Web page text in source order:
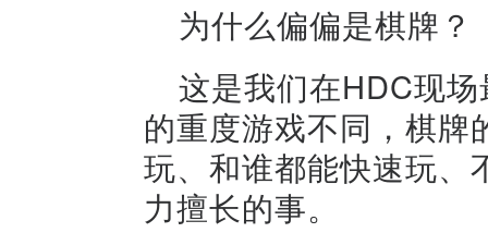
为什么偏偏是棋牌？
这是我们在HDC现
的重度游戏不同，棋牌
玩、和谁都能快速玩、
力擅长的事。